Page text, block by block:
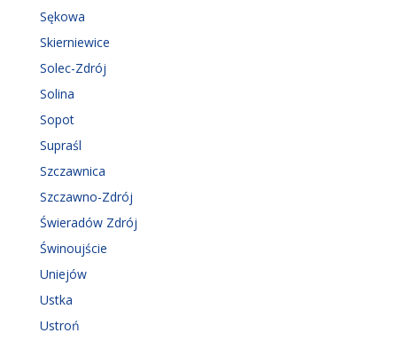
Sękowa
Skierniewice
Solec-Zdrój
Solina
Sopot
Supraśl
Szczawnica
Szczawno-Zdrój
Świeradów Zdrój
Świnoujście
Uniejów
Ustka
Ustroń